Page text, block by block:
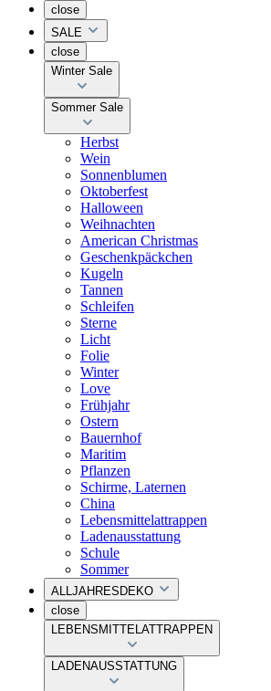
close
SALE
close
Winter Sale
Sommer Sale
Herbst
Wein
Sonnenblumen
Oktoberfest
Halloween
Weihnachten
American Christmas
Geschenkpäckchen
Kugeln
Tannen
Schleifen
Sterne
Licht
Folie
Winter
Love
Frühjahr
Ostern
Bauernhof
Maritim
Pflanzen
Schirme, Laternen
China
Lebensmittelattrappen
Ladenausstattung
Schule
Sommer
ALLJAHRESDEKO
close
LEBENSMITTELATTRAPPEN
LADENAUSSTATTUNG